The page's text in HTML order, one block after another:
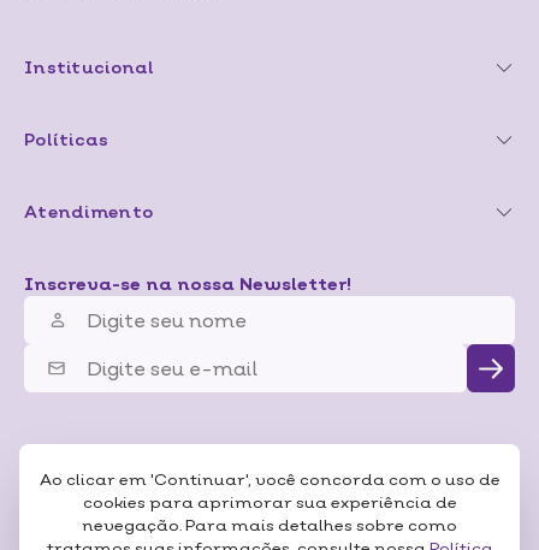
Ao clicar em 'Continuar', você concorda com o uso de
cookies para aprimorar sua experiência de
nevegação. Para mais detalhes sobre como
Institucional
Políticas
Atendimento
Inscreva-se na nossa Newsletter!